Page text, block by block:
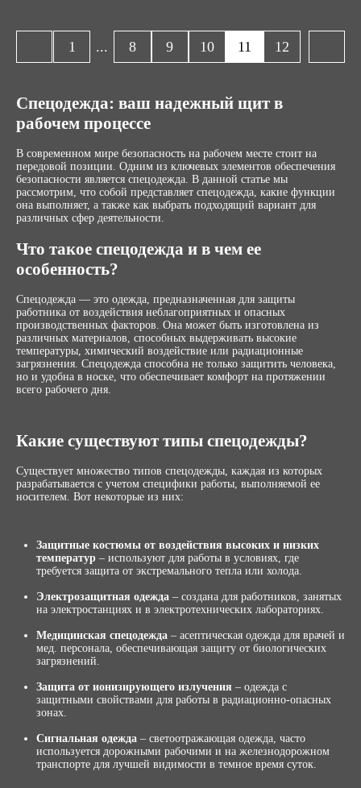
1 ... 8 9 10 11 12
Спецодежда: ваш надежный щит в
рабочем процессе
В современном мире безопасность на рабочем месте стоит на
передовой позиции. Одним из ключевых элементов обеспечения
безопасности является спецодежда. В данной статье мы
рассмотрим, что собой представляет спецодежда, какие функции
она выполняет, а также как выбрать подходящий вариант для
различных сфер деятельности.
Что такое спецодежда и в чем ее
особенность?
Спецодежда — это одежда, предназначенная для защиты
работника от воздействия неблагоприятных и опасных
производственных факторов. Она может быть изготовлена из
различных материалов, способных выдерживать высокие
температуры, химический воздействие или радиационные
загрязнения. Спецодежда способна не только защитить человека,
но и удобна в носке, что обеспечивает комфорт на протяжении
всего рабочего дня.
Какие существуют типы спецодежды?
Существует множество типов спецодежды, каждая из которых
разрабатывается с учетом специфики работы, выполняемой ее
носителем. Вот некоторые из них:
Защитные костюмы от воздействия высоких и низких
температур – используют для работы в условиях, где
требуется защита от экстремального тепла или холода.
Электрозащитная одежда – создана для работников, занятых
на электростанциях и в электротехнических лабораториях.
Медицинская спецодежда – асептическая одежда для врачей и
мед. персонала, обеспечивающая защиту от биологических
загрязнений.
Защита от ионизирующего излучения – одежда с
защитными свойствами для работы в радиационно-опасных
зонах.
Сигнальная одежда – светоотражающая одежда, часто
используется дорожными рабочими и на железнодорожном
транспорте для лучшей видимости в темное время суток.